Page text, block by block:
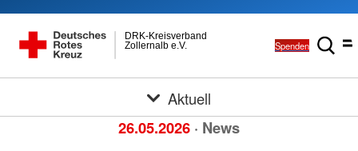
Zollernalb e.V.
DRK-Kreisverband
Spenden
Aktuell
26.05.2026 · News